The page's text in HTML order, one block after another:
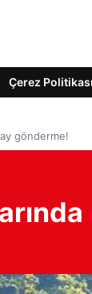
Çerez Politikası
gönderme!